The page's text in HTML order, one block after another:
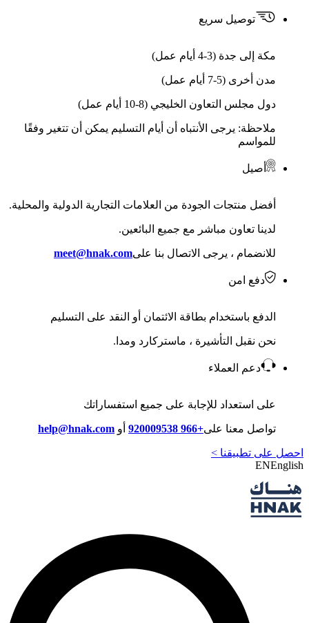
توصيل سريع
مكة إلى جدة (3-4 أيام عمل)
مدن أخرى (5-7 أيام عمل)
دول مجلس التعاون الخليجي (8-10 أيام عمل)
ملاحظة: يرجى الأنتباه أن أيام التسليم يمكن أن تتغير وفقًا
للمواسم
أصيل
أفضل منتجات الجودة من العلامات التجارية الدولية والمحلية.
لدينا تعاون مباشر مع جميع البائعين.
للانضمام ، يرجى الاتصال بنا علىmeet@hnak.com
دفع امن
الدفع باستخدام بطاقة الائتمان أو النقد على التسليم
نحن نقبل التأشيرة ، ماستركارد ومدا.
دعم العملاء
على استعداد للإجابة على جميع استفساراتك
تواصل معنا على+966 920009538 أو help@hnak.com
احصل على تطبيقنا >
ENEnglish